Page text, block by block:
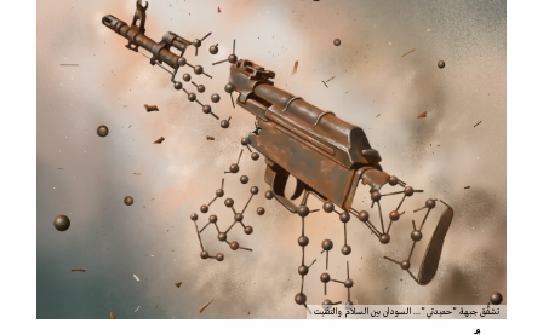
تشقُّق جبهة "حميدتي"... السودان بين السلام والتفتيت